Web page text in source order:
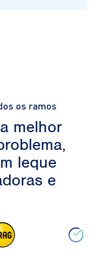
os ramos
melhor
leque
e